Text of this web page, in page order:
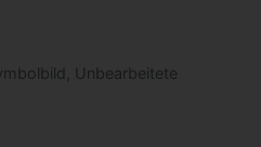
Unbearbeitete